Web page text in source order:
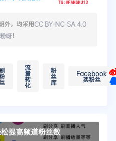
外，均采用CC BY-NC-SA 4.0
呀！
流
量
转
化
粉
丝
库
Facebook
买粉丝
提高频道粉丝数